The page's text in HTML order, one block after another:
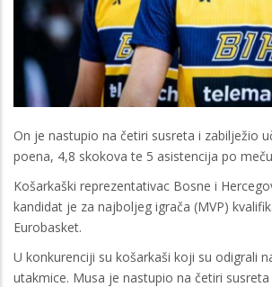
On je nastupio na četiri susreta i zabilježio
poena, 4,8 skokova te 5 asistencija po meču
Košarkaški reprezentativac Bosne i
kandidat je za najboljeg igrača (MVP)
Eurobasket.
U konkurenciji su košarkaši koji su odigrali
utakmice. Musa je nastupio na četiri